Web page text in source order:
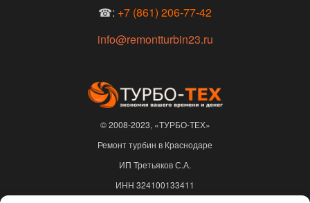
☎: +7 (861) 206-77-42
info@remontturbin23.ru
© 2008-2023, «ТУРБО-ТЕХ»
Ремонт турбин в Краснодаре
ИП Третьяков С.А.
ИНН 324100133411